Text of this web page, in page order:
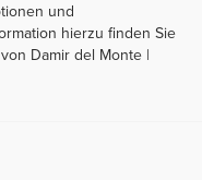
und
hierzu finden Sie
Damir del Monte |